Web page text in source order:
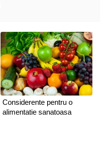
Considerente pentru o
alimentatie sanatoasa